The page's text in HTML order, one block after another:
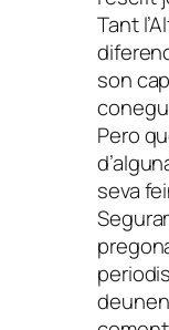
Tant
son
Pero
seva